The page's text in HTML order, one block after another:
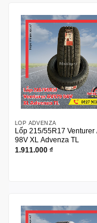
LỐP ADVENZA
Lốp 215/55R17 Venturer
98V XL Advenza TL
1.911.000 ₫